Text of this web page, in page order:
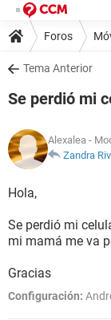
Foros
Tema Anterior
Se perdió mi
Alexalea -
Zandra
Hola,
Se perdió mi
mi mamá me va
Gracias
Configuración: